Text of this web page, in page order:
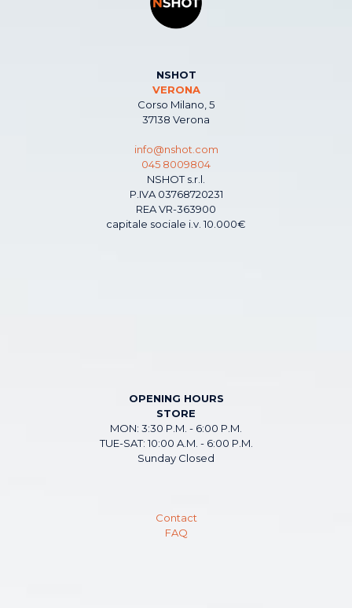
NSHOT
VERONA
Corso Milano, 5
37138 Verona
info@nshot.com
045 8009804
NSHOT s.r.l.
P.IVA 03768720231
REA VR-363900
capitale sociale i.v. 10.000€
OPENING HOURS
STORE
MON: 3:30 P.M. - 6:00 P.M.
TUE-SAT: 10:00 A.M. - 6:00 P.M.
Sunday Closed
Contact
FAQ